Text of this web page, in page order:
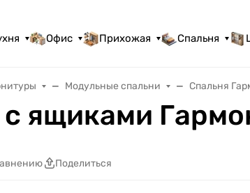
Офис Прихожая Спальня
Модульные спальни Спальня
с ящиками
Поделиться